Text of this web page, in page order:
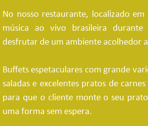
No nosso restaurante, localizado
música ao vivo brasileira
desfrutar de um ambiente acolhedor
Buffets espetaculares com grande
saladas e excelentes pratos de
para que o cliente monte o seu
uma forma sem espera.